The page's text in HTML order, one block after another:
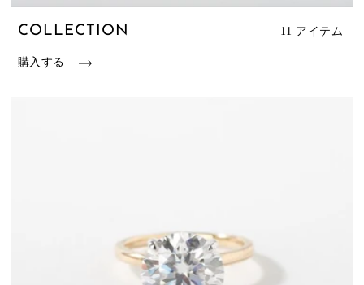
COLLECTION 11 アイテム
購入する